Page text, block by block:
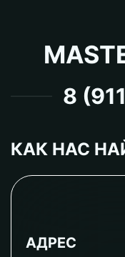
8
КАК НАС
АДРЕС